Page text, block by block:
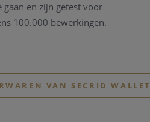
en zijn getest voor
100.000 bewerkingen.
gelanceerd in 2009 en
tegen buigen en breken.
beschermt deze ook tegen
VAN SECRID